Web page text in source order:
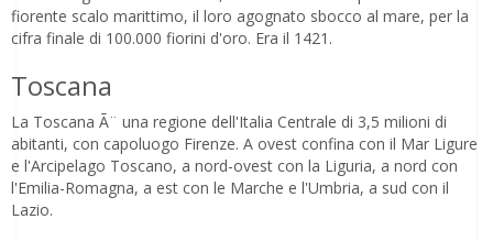
fiorente scalo marittimo, il loro agognato sbocco al mare, per la
cifra finale di 100.000 fiorini d'oro. Era il 1421.
Toscana
La Toscana Ã¨ una regione dell'Italia Centrale di 3,5 milioni di
abitanti, con capoluogo Firenze. A ovest confina con il Mar Ligure
e l'Arcipelago Toscano, a nord-ovest con la Liguria, a nord con
l'Emilia-Romagna, a est con le Marche e l'Umbria, a sud con il
Lazio.